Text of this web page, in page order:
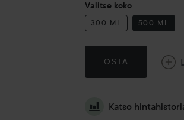
Valitse koko
300 ML 500 ML
OSTA
Katso